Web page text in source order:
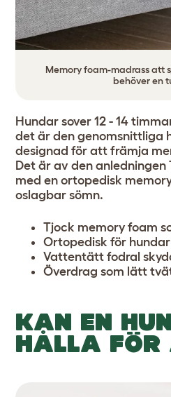
Memory foam-madrass att
behöver en
Hundar sover 12 - 14
det är den genomsnittliga
designad för att främja
Det är av den anledningen
med en ortopedisk
oslagbar sömn.
Tjock memory foam
Ortopedisk för
Vattentätt fodral
Överdrag som lätt
KAN EN
HÅLLA FÖR